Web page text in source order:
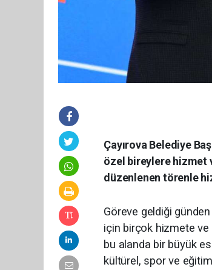
Çayırova Belediye
özel bireylere hizmet
düzenlenen törenle
Göreve geldiği günden
için birçok hizmete ve
bu alanda bir büyük
kültürel, spor ve